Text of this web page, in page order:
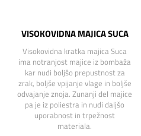
VISOKOVIDNA MAJICA SUCA
Visokovidna kratka majica Suca
ima notranjost majice iz bombaža
kar nudi boljšo prepustnost za
zrak, boljše vpijanje vlage in boljše
odvajanje znoja. Zunanji del majice
pa je iz poliestra in nudi daljšo
uporabnost in trpežnost
materiala.